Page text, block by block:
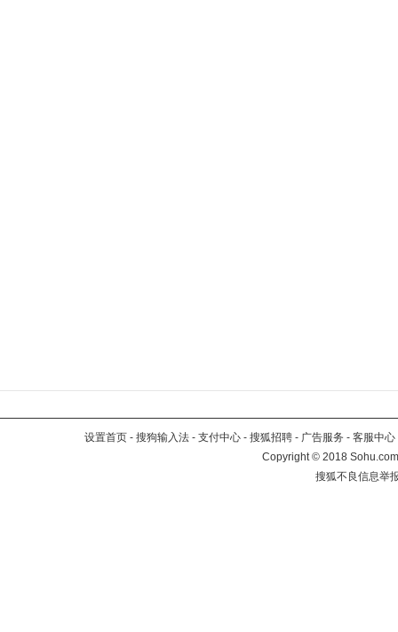
设置首页 - 搜狗输入法 - 支付中心 - 搜狐招聘 - 广告服务 - 客服中心
Copyright©2018
搜狐不良信息举